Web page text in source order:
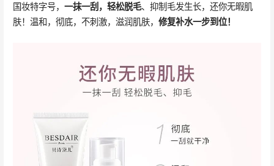
国妆特字号， 一抹一刮，轻松脱毛、抑制毛发生长，还你无暇肌
肤！温和，彻底，不刺激，滋润肌肤， 修复补水一步到位！